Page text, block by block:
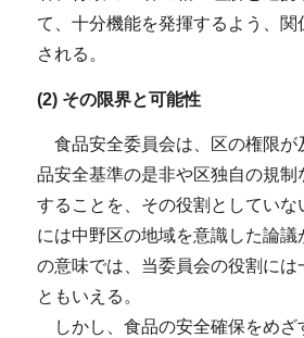
て、十分機能を発揮するよう、関
される。
(2) その限界と可能性
食品安全委員会は、区の権限が
品安全基準の是非や区独自の規制
することを、その役割としていな
には中野区の地域を意識した論議
の意味では、当委員会の役割には
ともいえる。
しかし、食品の安全確保をめざ